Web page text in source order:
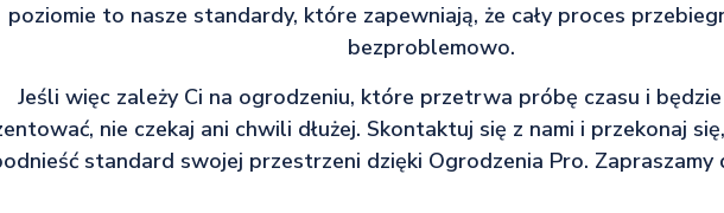
poziomie to nasze standardy, które zapewniają, że cały proces
bezproblemowo.
Jeśli więc zależy Ci na ogrodzeniu, które przetrwa próbę czasu i
nie czekaj ani chwili dłużej. Skontaktuj się z nami i przekonaj
standard swojej przestrzeni dzięki Ogrodzenia Pro. Zapraszamy